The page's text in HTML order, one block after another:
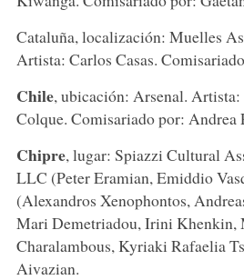
Cataluña, localización: Muelles
Artista: Carlos Casas.
Chile, ubicación: Arsenal.
Colque. Comisariado por: Andrea
Chipre, lugar: Spiazzi Cultural
LLC (Peter Eramian, Emiddio
(Alexandros Xenophontos,
Mari Demetriadou, Irini
Charalambous, Kyriaki Rafaelia
Aivazian.